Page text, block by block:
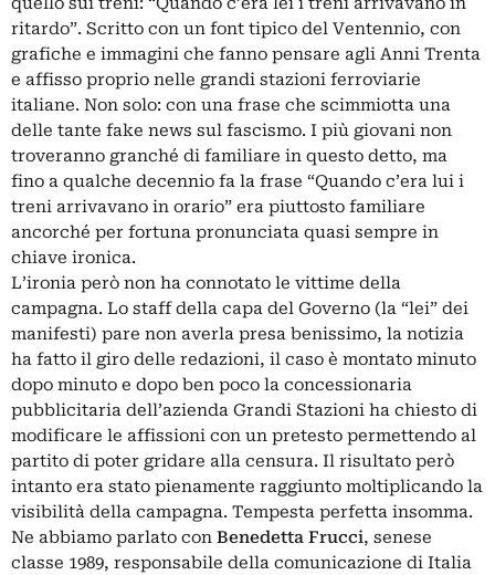
ritardo”. Scritto con un font tipico del Ventennio, con
grafiche e immagini che fanno pensare agli Anni Trenta
e affisso proprio nelle grandi stazioni ferroviarie
italiane. Non solo: con una frase che scimmiotta una
delle tante fake news sul fascismo. I più giovani non
troveranno granché di familiare in questo detto, ma
fino a qualche decennio fa la frase “Quando c’era lui i
treni arrivavano in orario” era piuttosto familiare
ancorché per fortuna pronunciata quasi sempre in
chiave ironica.
L’ironia però non ha connotato le vittime della
campagna. Lo staff della capa del Governo (la “lei” dei
manifesti) pare non averla presa benissimo, la notizia
ha fatto il giro delle redazioni, il caso è montato minuto
dopo minuto e dopo ben poco la concessionaria
pubblicitaria dell’azienda Grandi Stazioni ha chiesto di
modificare le affissioni con un pretesto permettendo al
partito di poter gridare alla censura. Il risultato però
intanto era stato pienamente raggiunto moltiplicando la
visibilità della campagna. Tempesta perfetta insomma.
Ne abbiamo parlato con Benedetta Frucci, senese
classe 1989, responsabile della comunicazione di Italia